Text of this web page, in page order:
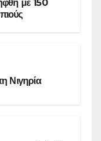
με 150
Νιγηρία